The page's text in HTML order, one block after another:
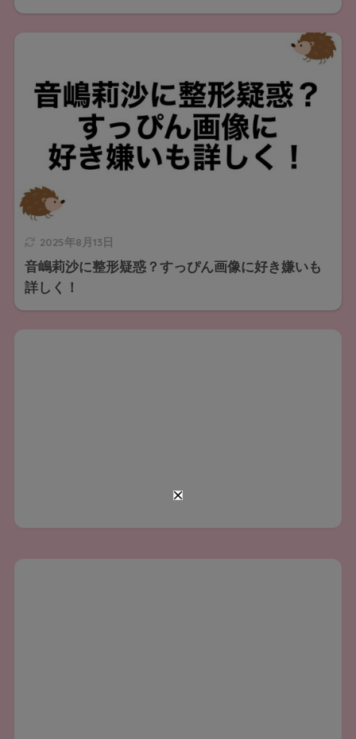
2025年8月13日
音嶋莉沙に整形疑惑？すっぴん画像に好き嫌いも
詳しく！